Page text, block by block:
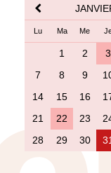
Lu Ma Me
1 2 3
7
8 9
14
15 16
21
22 23
28
29 30 31